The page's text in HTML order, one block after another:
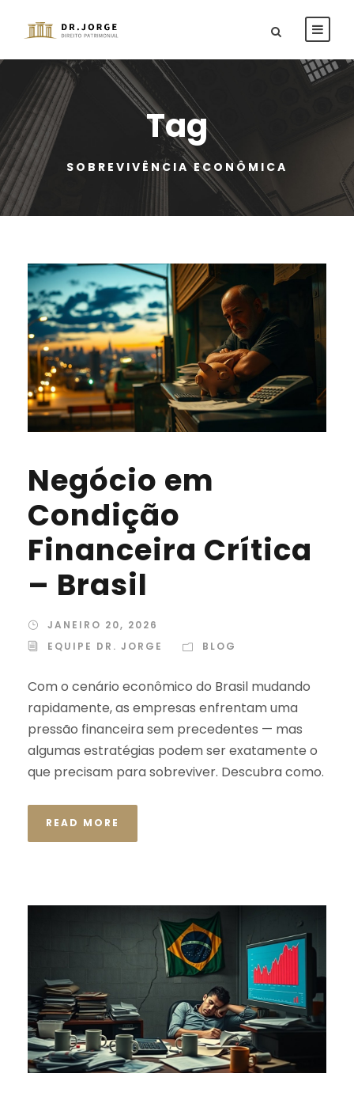
Tag
SOBREVIVÊNCIA ECONÔMICA
Negócio em
Condição
Financeira Crítica
– Brasil
JANEIRO 20, 2026
EQUIPE DR. JORGE
BLOG
Com o cenário econômico do Brasil mudando
rapidamente, as empresas enfrentam uma
pressão financeira sem precedentes — mas
algumas estratégias podem ser exatamente o
que precisam para sobreviver. Descubra como.
READ MORE